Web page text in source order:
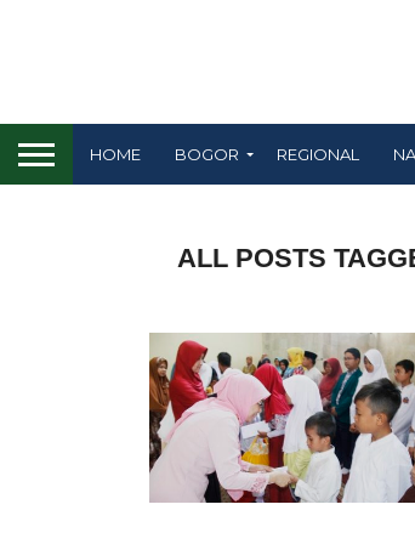
HOME BOGOR REGIONAL
ALL POSTS